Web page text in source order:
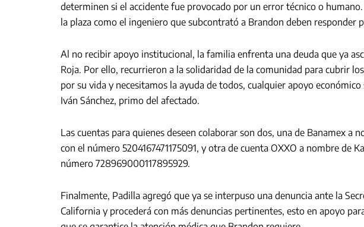
determinen si el accidente fue provocado por un error técnico o
la plaza como el ingeniero que subcontrató a Brandon deben responder
Al no recibir apoyo institucional, la familia enfrenta una deuda que ya
Roja. Por ello, recurrieron a la solidaridad de la comunidad para cubrir
por su vida y necesitamos la ayuda de todos, cualquier apoyo
Iván Sánchez, primo del afectado.
Las cuentas para quienes deseen colaborar son dos, una de Banamex a
con el número 5204167471175091, y otra de cuenta OXXO a nombre de
número 728969000117895929.
Finalmente, Padilla agregó que ya se interpuso una denuncia ante la
California y procederá con más denuncias pertinentes, esto en apoyo